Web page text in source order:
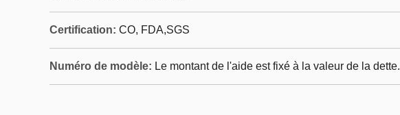
Certification: CO, FDA,SGS
Numéro de modèle: Le montant de l'aide est fixé à la valeur de la dette.